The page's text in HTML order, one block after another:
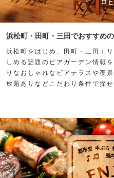
浜松町・田町・三田でおすすめ
浜松町をはじめ、田町・三田エ
しめる話題のビアガーデン情報
りなおしゃれなビアテラスや夜
放題ありなどこだわり条件で探せ